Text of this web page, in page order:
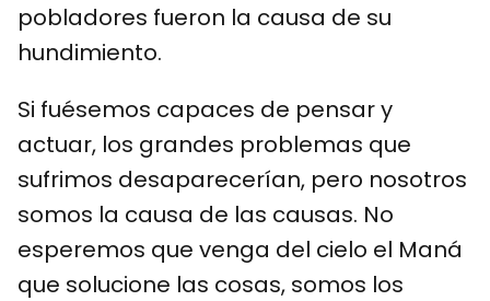
pobladores fueron la causa de su
hundimiento.
Si fuésemos capaces de pensar y
actuar, los grandes problemas que
sufrimos desaparecerían, pero nosotros
somos la causa de las causas. No
esperemos que venga del cielo el Maná
que solucione las cosas, somos los